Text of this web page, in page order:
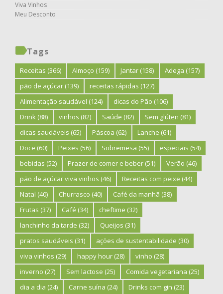
Viva Vinhos
Meu Desconto
Tags
Receitas (366) Almoço (159) Jantar (158) Adega (157)
pão de açúcar (139) receitas rápidas (127)
Alimentação saudável (124) dicas do Pão (106)
Drink (88) vinhos (82) Saúde (82) Sem glúten (81)
dicas saudáveis (65) Páscoa (62) Lanche (61)
Doce (60) Peixes (56) Sobremesa (55) especiais (54)
bebidas (52) Prazer de comer e beber (51) Verão (46)
pão de açúcar viva vinhos (46) Receitas com peixe (44)
Natal (40) Churrasco (40) Café da manhã (38)
Frutas (37) Café (34) cheftime (32)
lanchinho da tarde (32) Queijos (31)
pratos saudáveis (31) ações de sustentabilidade (30)
viva vinhos (29) happy hour (28) vinho (28)
inverno (27) Sem lactose (25) Comida vegetariana (25)
dia a dia (24) Carne suína (24) Drinks com gin (23)